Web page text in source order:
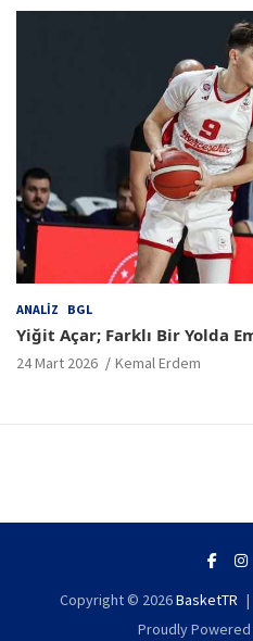
ANALIZ BGL
Yiğit Açar; Farklı Bir Yolda
24 Mart 2026 Kemal Erdem
Copyright © 2026BasketTR
Proudly Powered